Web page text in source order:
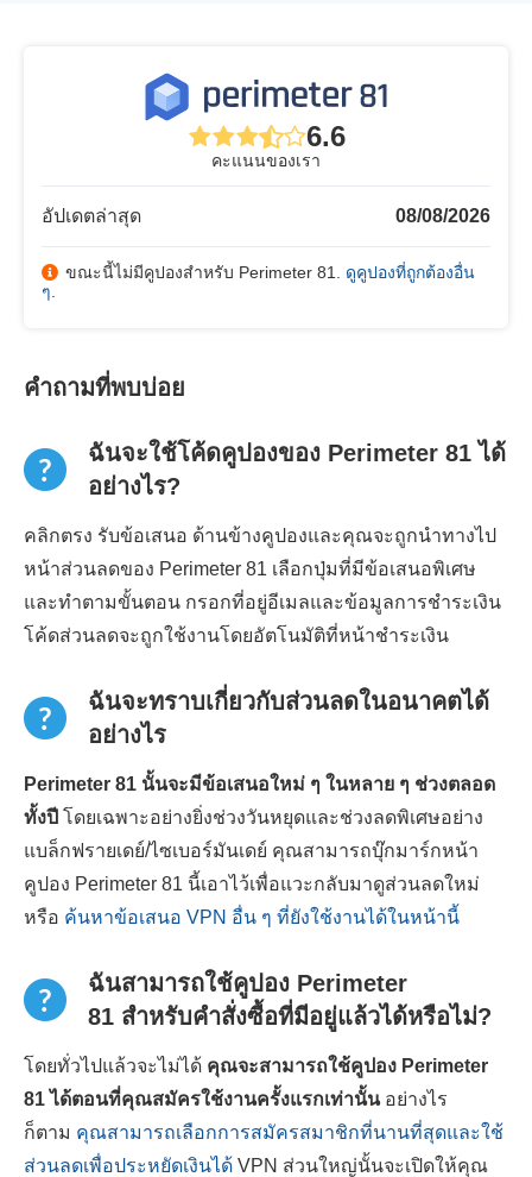
6.6
คะแนนของเรา
อัปเดตล่าสุด 08/08/2026
ขณะนี้ไม่มีคูปองสำหรับ Perimeter 81. ดูคูปองที่ถูกต้องอื่น
ๆ
คำถามที่พบบ่อย
ฉันจะใช้โค้ดคูปองของ Perimeter 81 ได้
อย่างไร?
คลิกตรง รับข้อเสนอ ด้านข้างคูปองและคุณจะถูกนำทางไป
หน้าส่วนลดของ Perimeter 81 เลือกปุ่มที่มีข้อเสนอพิเศษ
และทำตามขั้นตอน กรอกที่อยู่อีเมลและข้อมูลการชำระเงิน
โค้ดส่วนลดจะถูกใช้งานโดยอัตโนมัติที่หน้าชำระเงิน
ฉันจะทราบเกี่ยวกับส่วนลดในอนาคตได้
อย่างไร
Perimeter 81 นั้นจะมีข้อเสนอใหม่ ๆ ในหลาย ๆ ช่วงตลอด
ทั้งปี โดยเฉพาะอย่างยิ่งช่วงวันหยุดและช่วงลดพิเศษอย่าง
แบล็กฟรายเดย์/ไซเบอร์มันเดย์ คุณสามารถบุ๊กมาร์กหน้า
คูปอง Perimeter 81 นี้เอาไว้เพื่อแวะกลับมาดูส่วนลดใหม่
หรือ ค้นหาข้อเสนอ VPN อื่น ๆ ที่ยังใช้งานได้ในหน้านี้
ฉันสามารถใช้คูปอง Perimeter
81 สำหรับคำสั่งซื้อที่มีอยู่แล้วได้หรือไม่?
โดยทั่วไปแล้วจะไม่ได้ คุณจะสามารถใช้คูปอง Perimeter
81 ได้ตอนที่คุณสมัครใช้งานครั้งแรกเท่านั้นอย่างไร
ก็ตาม คุณสามารถเลือกการสมัครสมาชิกที่นานที่สุดและใช้
ส่วนลดเพื่อประหยัดเงินได้ VPN ส่วนใหญ่นั้นจะเปิดให้คุณ